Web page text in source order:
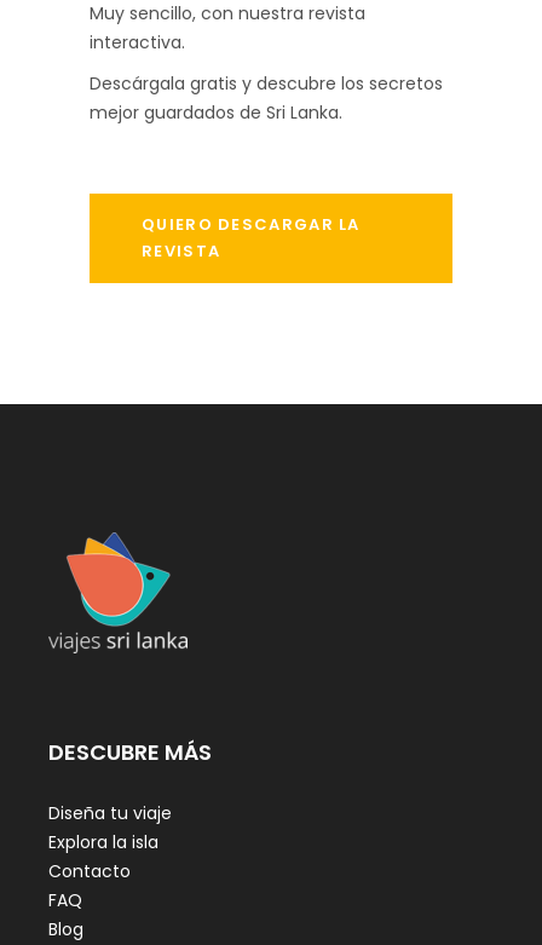
Muy sencillo, con nuestra revista
interactiva.
Descárgala gratis y descubre los secretos
mejor guardados de Sri Lanka.
QUIERO DESCARGAR LA
REVISTA
DESCUBRE MÁS
Diseña tu viaje
Explora la isla
Contacto
FAQ
Blog